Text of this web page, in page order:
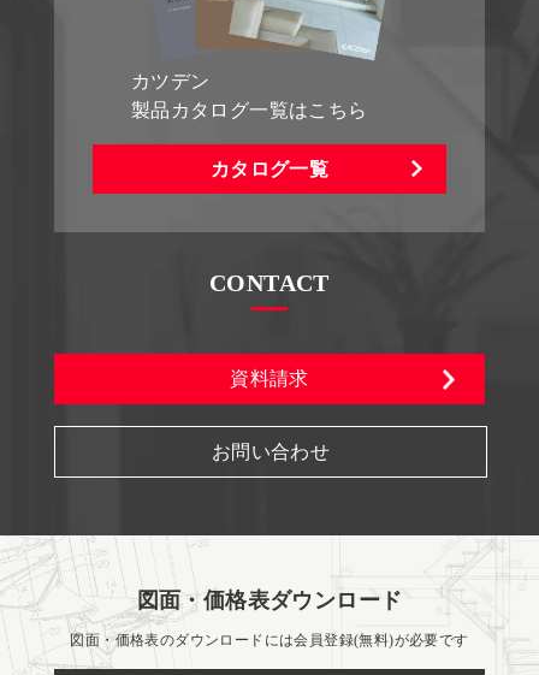
カツデン
製品カタログ一覧はこちら
カタログ一覧
CONTACT
資料請求
お問い合わせ
図面・価格表ダウンロード
図面・価格表のダウンロードには会員登録(無料)が必要です